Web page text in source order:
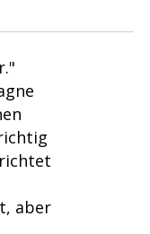
aber